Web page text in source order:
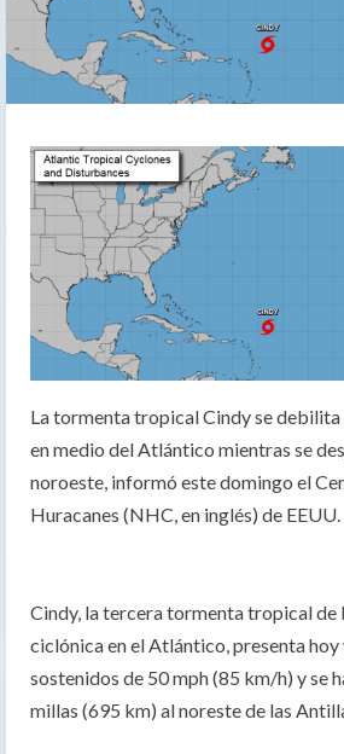
La tormenta tropical Cindy se
en medio del Atlántico mientras se
noroeste, informó este domingo el
Huracanes (NHC, en inglés) de EEUU.
Cindy, la tercera tormenta tropical de
ciclónica en el Atlántico, presenta
sostenidos de 50 mph (85 km/h) y se
millas (695 km) al noreste de las